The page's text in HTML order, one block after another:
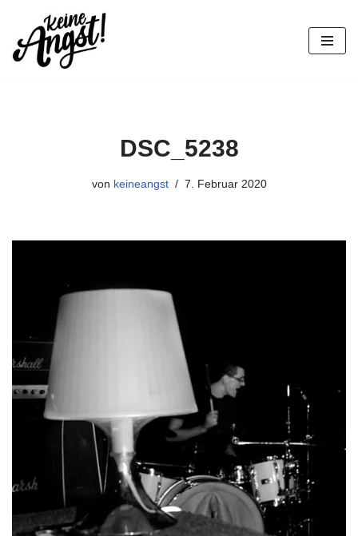
Zum
Inhalt
DSC_5238
von keineangst 7. Februar 2020